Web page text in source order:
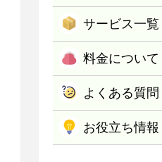
サービス一覧
料金について
よくある質問
お役立ち情報